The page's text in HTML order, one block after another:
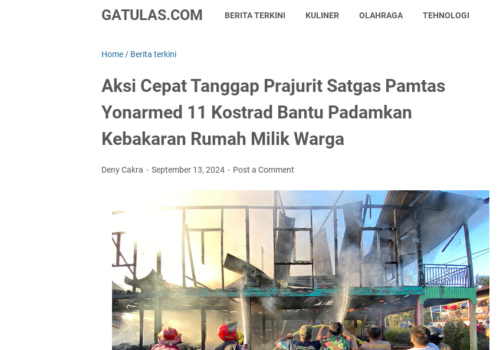
GATULAS.COM BERITA TERKINI KULINER OLAHRAGA TEHNOLOGI
Home / Berita terkini
Aksi Cepat Tanggap Prajurit Satgas Pamtas
Yonarmed 11 Kostrad Bantu Padamkan
Kebakaran Rumah Milik Warga
Deny Cakra September 13, 2024 Post a Comment